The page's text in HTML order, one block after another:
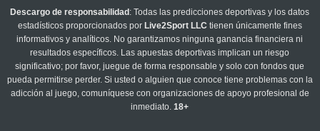
Descargo de responsabilidad : Todas las predicciones deportivas y los datos
estadísticos proporcionados por Live2Sport LLC tienen únicamente fines
informativos y analíticos. No garantizamos ninguna ganancia financiera ni
resultados específicos. Las apuestas deportivas implican un riesgo
significativo; por favor, juegue de forma responsable y solo con fondos que
pueda permitirse perder. Si usted o alguien que conoce tiene problemas con la
adicción al juego, comuníquese con organizaciones de apoyo profesional de
inmediato.18+